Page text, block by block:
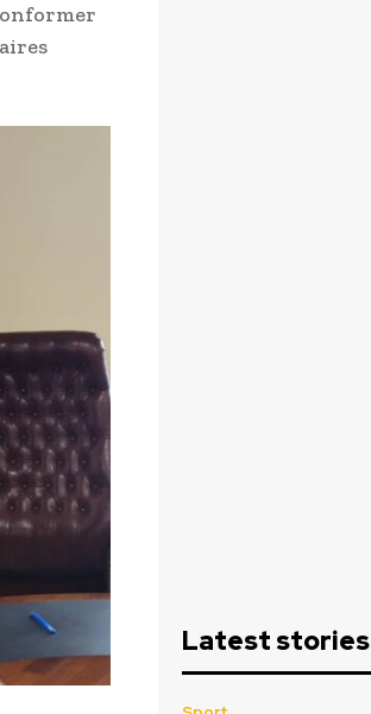
Latest stories